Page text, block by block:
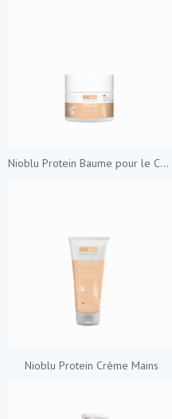
Nioblu Protein Baume pour le Corps
Nioblu Protein Crème Mains